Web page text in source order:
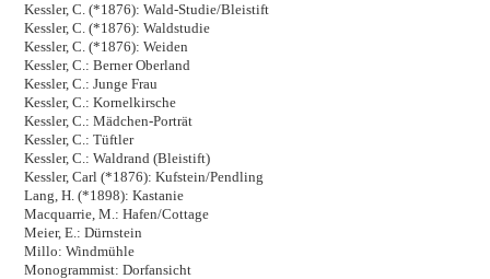
Kessler, C. (*1876): Wald-Studie/Bleistift
Kessler, C. (*1876): Waldstudie
Kessler, C. (*1876): Weiden
Kessler, C.: Berner Oberland
Kessler, C.: Junge Frau
Kessler, C.: Kornelkirsche
Kessler, C.: Mädchen-Porträt
Kessler, C.: Tüftler
Kessler, C.: Waldrand (Bleistift)
Kessler, Carl (*1876): Kufstein/Pendling
Lang, H. (*1898): Kastanie
Macquarrie, M.: Hafen/Cottage
Meier, E.: Dürnstein
Millo: Windmühle
Monogrammist: Dorfansicht